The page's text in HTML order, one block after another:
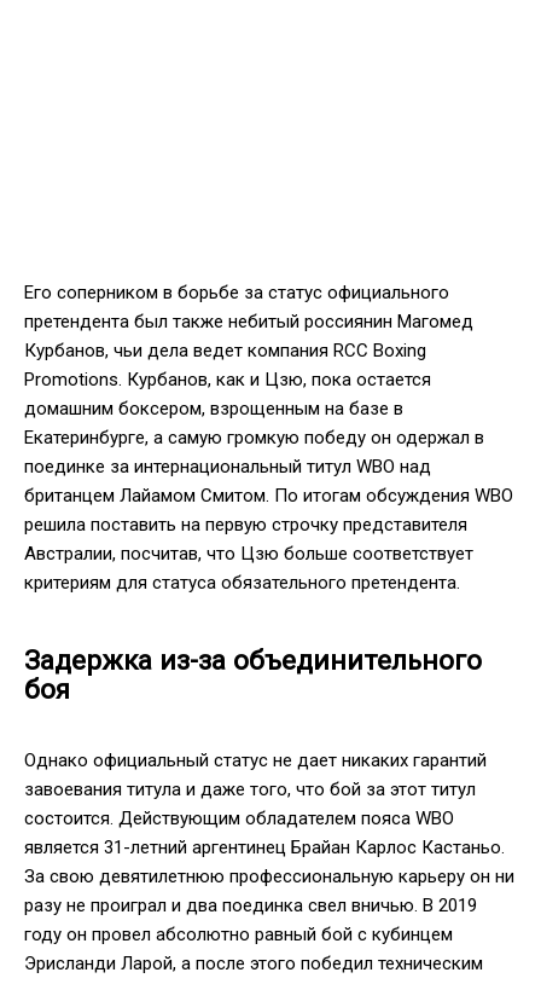
Его соперником в борьбе за статус официального
претендента был также небитый россиянин Магомед
Курбанов, чьи дела ведет компания RCC Boxing
Promotions. Курбанов, как и Цзю, пока остается
домашним боксером, взрощенным на базе в
Екатеринбурге, а самую громкую победу он одержал в
поединке за интернациональный титул WBO над
британцем Лайамом Смитом. По итогам обсуждения WBO
решила поставить на первую строчку представителя
Австралии, посчитав, что Цзю больше соответствует
критериям для статуса обязательного претендента.
Задержка из-за объединительного
боя
Однако официальный статус не дает никаких гарантий
завоевания титула и даже того, что бой за этот титул
состоится. Действующим обладателем пояса WBO
является 31-летний аргентинец Брайан Карлос Кастаньо.
За свою девятилетнюю профессиональную карьеру он ни
разу не проиграл и два поединка свел вничью. В 2019
году он провел абсолютно равный бой с кубинцем
Эрисланди Ларой, а после этого победил техническим